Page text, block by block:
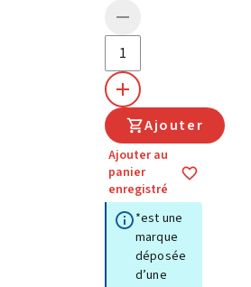
Ajouter
Ajouter au
panier
enregistré
*est une
marque
déposée
d’une